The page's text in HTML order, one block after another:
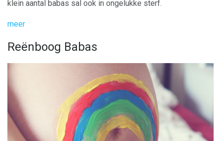
klein aantal babas sal ook in ongelukke sterf.
meer
Reënboog Babas